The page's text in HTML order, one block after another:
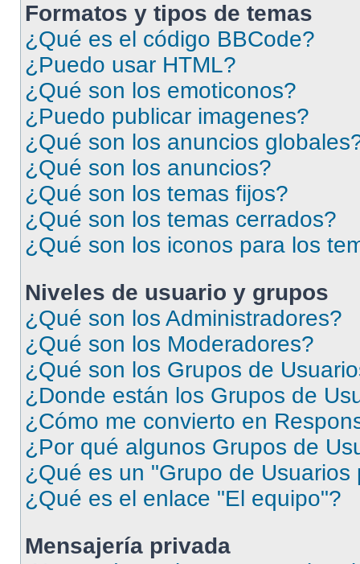
Formatos y tipos de temas
¿Qué es el código BBCode?
¿Puedo usar HTML?
¿Qué son los emoticonos?
¿Puedo publicar imagenes?
¿Qué son los anuncios
¿Qué son los anuncios?
¿Qué son los temas fijos?
¿Qué son los temas cerrados?
¿Qué son los iconos para los
Niveles de usuario y grupos
¿Qué son los Administradores?
¿Qué son los Moderadores?
¿Qué son los Grupos de
¿Donde están los Grupos de
¿Cómo me convierto en
¿Por qué algunos Grupos de
¿Qué es un "Grupo de Usuarios
¿Qué es el enlace "El equipo"?
Mensajería privada